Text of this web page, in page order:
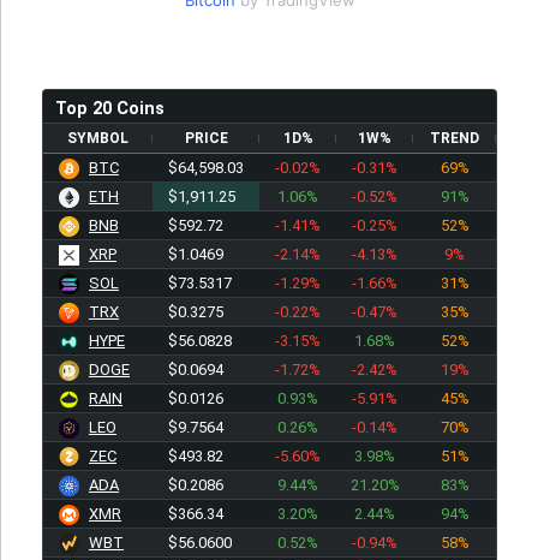
Top 20 Coins
SYMBOL PRICE 1D% 1W% TREND
BTC $64,598.03 -0.02% -0.31%
69%
ETH
$1,911.25 1.06% -0.52%
91%
BNB
$592.72 -1.41% -0.25%
52%
XRP
$1.0469 -2.14% -4.13%
9%
SOL
$73.5317 -1.29% -1.66%
31%
TRX
$0.3275 -0.22% -0.47%
35%
HYPE
$56.0828 -3.15% 1.68%
52%
DOGE
$0.0694 -1.72% -2.42%
19%
RAIN
$0.0126 0.93% -5.91%
45%
LEO
$9.7564 0.26% -0.14%
70%
ZEC
$493.82 -5.60% 3.98%
51%
ADA
$0.2086 9.44% 21.20%
83%
XMR
$366.34 3.20% 2.44%
94%
WBT
$56.0600 0.52% -0.94%
58%